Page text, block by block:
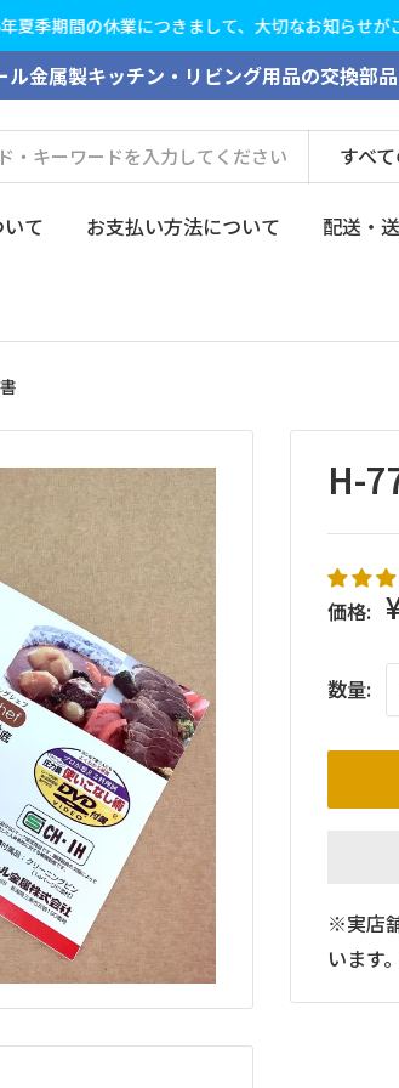
夏季期間の休業につきまして、大切なお知らせが
ル金属製キッチン・リビング用品の交換部
すべ
て お支払い方法について 配送・
H-
価格:
数量:
※実店
います